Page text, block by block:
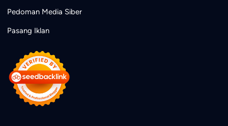
Pedoman Media Siber
Pasang Iklan